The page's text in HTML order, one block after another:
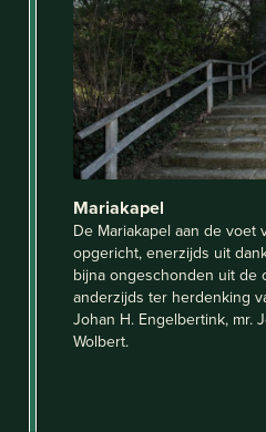
Mariakapel
De Mariakapel aan de voet
opgericht, enerzijds uit
bijna ongeschonden uit de
anderzijds ter herdenking
Johan H. Engelbertink, mr.
Wolbert.